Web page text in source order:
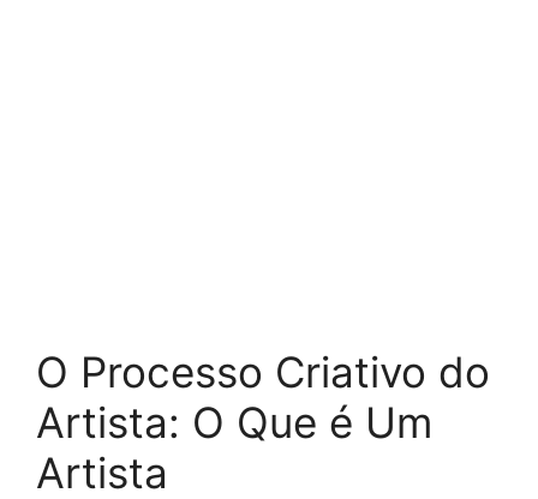
O Processo Criativo do
Artista: O Que é Um
Artista